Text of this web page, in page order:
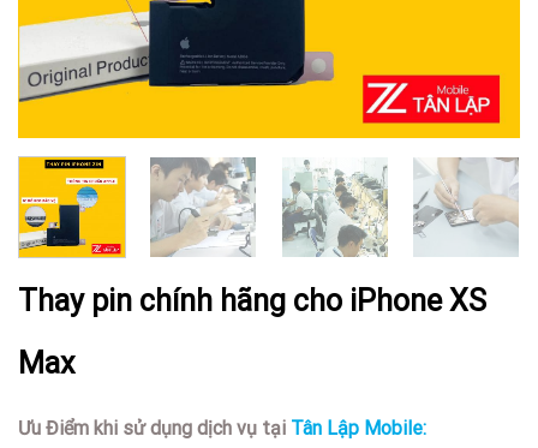
Thay pin chính hãng cho iPhone XS
Max
Ưu Điểm khi sử dụng dịch vụ tại Tân Lập Mobile: